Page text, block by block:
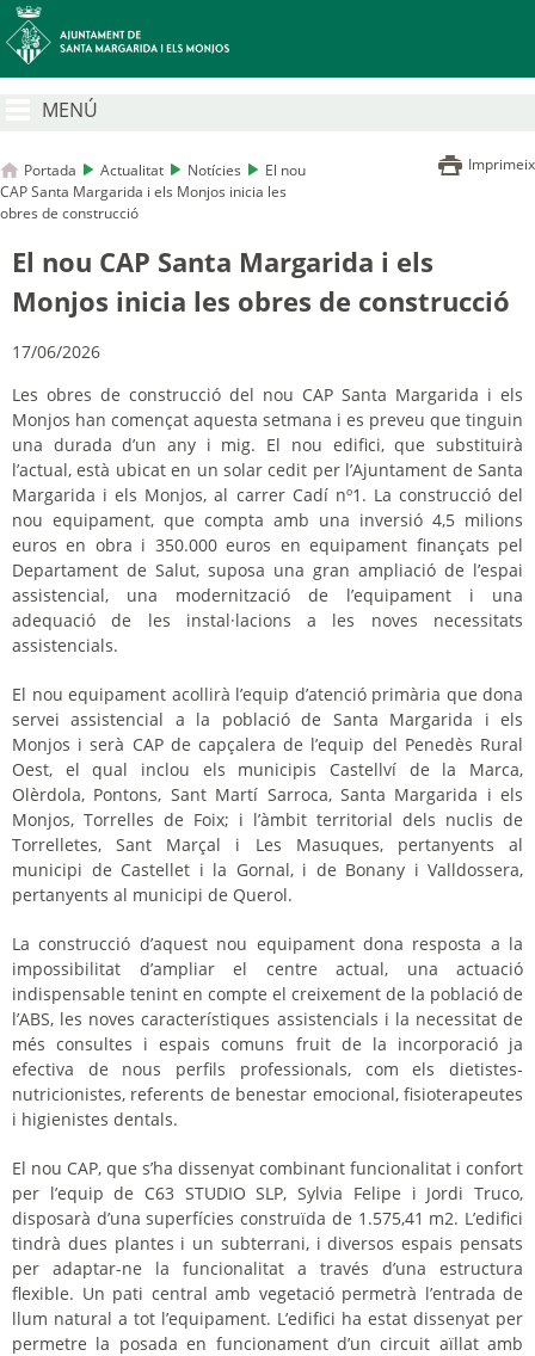
MENÚ
Portada Actualitat Notícies
El nou
CAP Santa Margarida i els Monjos inicia les
obres de construcció
Imprimeix
El nou CAP Santa Margarida i els
Monjos inicia les obres de construcció
17/06/2026
Les obres de construcció del nou CAP Santa Margarida i els
Monjos han començat aquesta setmana i es preveu que tinguin
una durada d’un any i mig. El nou edifici, que substituirà
l’actual, està ubicat en un solar cedit per l’Ajuntament de Santa
Margarida i els Monjos, al carrer Cadí nº1. La construcció del
nou equipament, que compta amb una inversió 4,5 milions
euros en obra i 350.000 euros en equipament finançats pel
Departament de Salut, suposa una gran ampliació de l’espai
assistencial, una modernització de l’equipament i una
adequació de les instal·lacions a les noves necessitats
assistencials.
El nou equipament acollirà l’equip d’atenció primària que dona
servei assistencial a la població de Santa Margarida i els
Monjos i serà CAP de capçalera de l’equip del Penedès Rural
Oest, el qual inclou els municipis Castellví de la Marca,
Olèrdola, Pontons, Sant Martí Sarroca, Santa Margarida i els
Monjos, Torrelles de Foix; i l’àmbit territorial dels nuclis de
Torrelletes, Sant Marçal i Les Masuques, pertanyents al
municipi de Castellet i la Gornal, i de Bonany i Valldossera,
pertanyents al municipi de Querol.
La construcció d’aquest nou equipament dona resposta a la
impossibilitat d’ampliar el centre actual, una actuació
indispensable tenint en compte el creixement de la població de
l’ABS, les novescaracterístiques assistencials i la necessitat de
més consultes i espais comuns fruit de la incorporació ja
efectiva de nous perfils professionals, com els dietistes-
nutricionistes, referents de benestar emocional, fisioterapeutes
i higienistes dentals.
El nou CAP, que s’ha dissenyat combinant funcionalitat i confort
per l’equip de C63 STUDIO SLP,Sylvia Felipe i Jordi Truco,
disposarà d’una superfícies construïda de 1.575,41 m2. L’edifici
tindrà dues plantes i un subterrani, i diversos espais pensats
per adaptar-ne la funcionalitat a través d’una estructura
flexible. Un pati central amb vegetació permetrà l’entrada de
llum natural a tot l’equipament. L’edifici ha estat dissenyat per
permetre la posada en funcionament d’un circuit aïllat amb